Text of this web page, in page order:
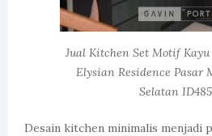
Jual Kitchen Set Motif
Elysian Residence Pasar
Selatan
Desain kitchen minimalis menjadi